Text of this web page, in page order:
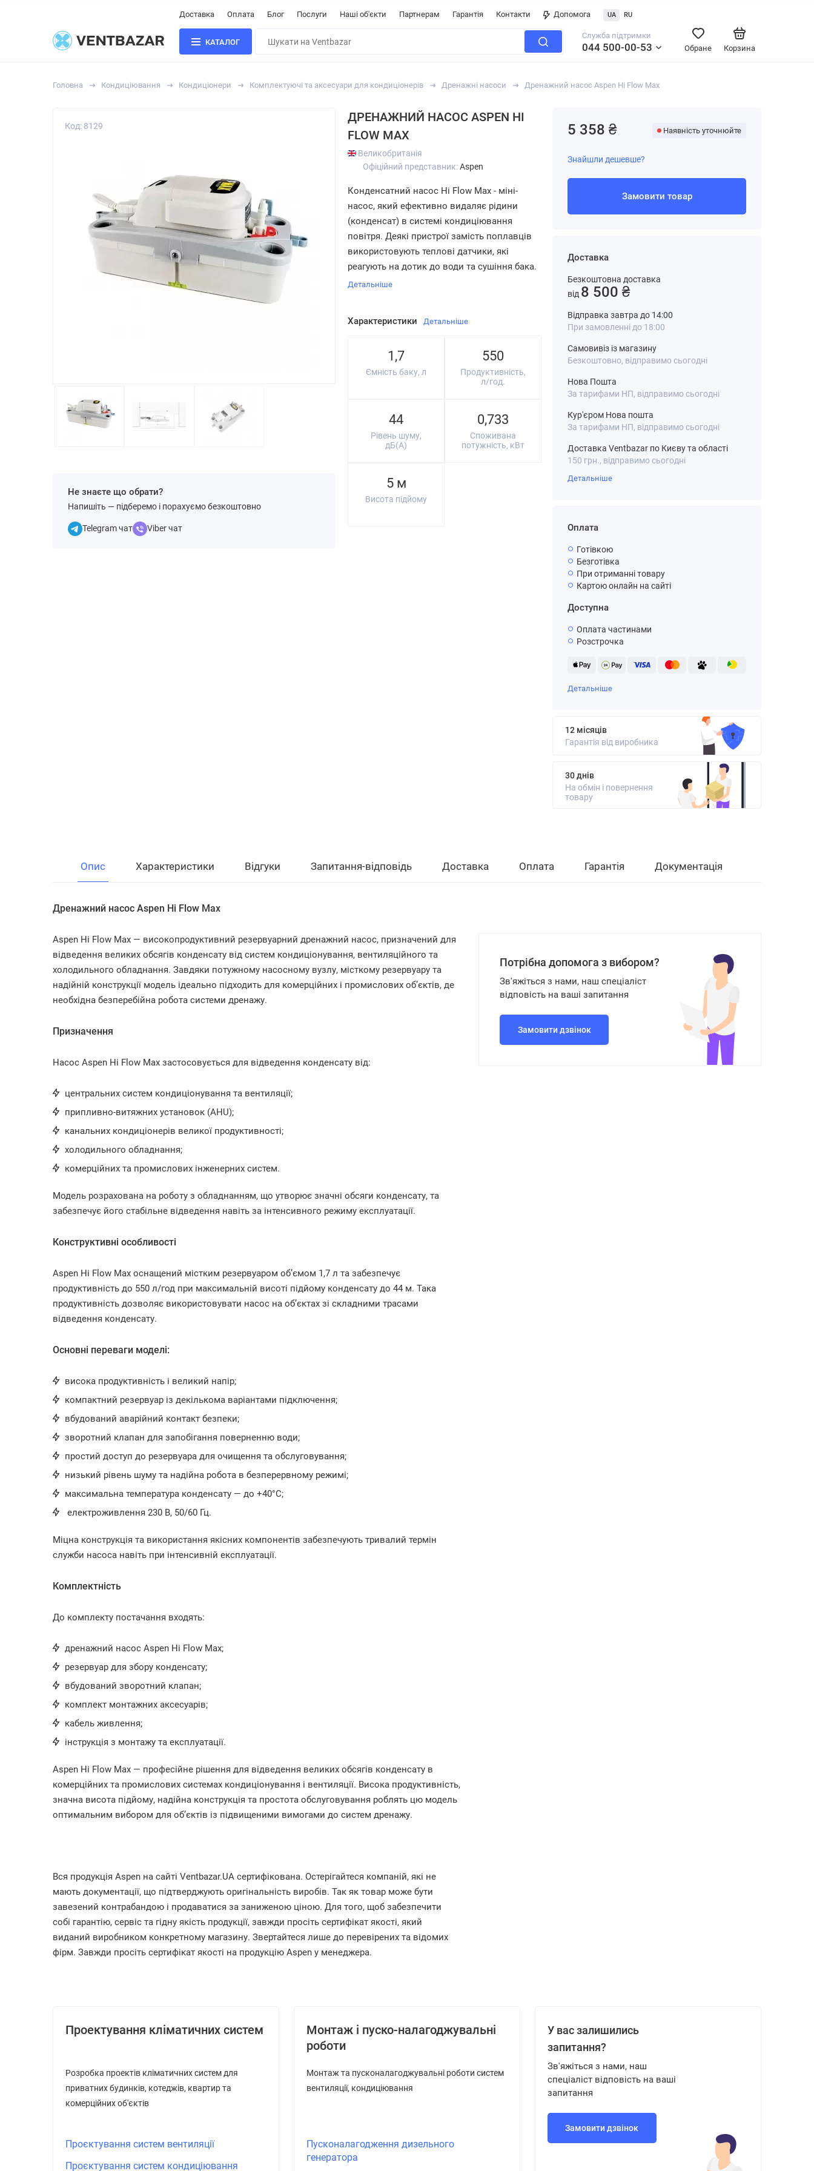
Доставка Оплата Блог Послуги Наші об'єкти Партнерам Гарантія Контакти Допомога UA RU
КАТАЛОГ
Служба підтримки
044 500-00-53 Корзина
Обране
Головна Кондиціювання Кондиціонери Комплектуючі та аксесуари для кондиціонерів Дренажні насоси Дренажний насос Aspen Hi Flow Max
Код: 8129
Не знаєте що обрати?
Напишіть — підберемо і порахуємо безкоштовно
Telegram чат Viber чат
ДРЕНАЖНИЙ НАСОС ASPEN HI
FLOW MAX
Великобританія
Офіційний представник:Aspen
Конденсатний насос Hi Flow Max - міні-
насос, який ефективно видаляє рідини
(конденсат) в системі кондиціювання
повітря. Деякі пристрої замість поплавців
використовують теплові датчики, які
реагують на дотик до води та сушіння бака.
Детальніше
Характеристики Детальніше
1,7
Ємність баку, л
550
Продуктивність,
л/год.
44
Рівень шуму,
дБ(А)
0,733
Споживана
потужність, кВт
5 м
Висота підйому
5 358 ₴ Наявність уточнюйте
Знайшли дешевше?
Замовити товар
Доставка
Безкоштовна доставка
від 8 500 ₴
Відправка завтра до 14:00
При замовленні до 18:00
Самовивіз із магазину
Безкоштовно, відправимо сьогодні
Нова Пошта
За тарифами НП, відправимо сьогодні
Кур'єром Нова пошта
За тарифами НП, відправимо сьогодні
Доставка Ventbazar по Києву та області
150 грн., відправимо сьогодні
Детальніше
Оплата
Готівкою
Безготівка
При отриманні товару
Картою онлайн на сайті
Доступна
Оплата частинами
Розстрочка
Детальніше
12 місяців
Гарантія від виробника
30 днів
На обмін і повернення
товару
Опис Характеристики Відгуки Запитання-відповідь Доставка Оплата Гарантія Документація
Дренажний насос Aspen Hi Flow Max
Aspen Hi Flow Max — високопродуктивний резервуарний дренажний насос, призначений для
відведення великих обсягів конденсату від систем кондиціонування, вентиляційного та
холодильного обладнання. Завдяки потужному насосному вузлу, місткому резервуару та
надійній конструкції модель ідеально підходить для комерційних і промислових об’єктів, де
необхідна безперебійна робота системи дренажу.
Призначення
Насос Aspen Hi Flow Max застосовується для відведення конденсату від:
центральних систем кондиціонування та вентиляції;
припливно-витяжних установок (AHU);
канальних кондиціонерів великої продуктивності;
холодильного обладнання;
комерційних та промислових інженерних систем.
Модель розрахована на роботу з обладнанням, що утворює значні обсяги конденсату, та
забезпечує його стабільне відведення навіть за інтенсивного режиму експлуатації.
Конструктивні особливості
Aspen Hi Flow Max оснащений містким резервуаром об’ємом 1,7 л та забезпечує
продуктивність до 550 л/год при максимальній висоті підйому конденсату до 44 м. Така
продуктивність дозволяє використовувати насос на об’єктах зі складними трасами
відведення конденсату.
Основні переваги моделі:
висока продуктивність і великий напір;
компактний резервуар із декількома варіантами підключення;
вбудований аварійний контакт безпеки;
зворотний клапан для запобігання поверненню води;
простий доступ до резервуара для очищення та обслуговування;
низький рівень шуму та надійна робота в безперервному режимі;
максимальна температура конденсату — до +40°C;
електроживлення 230 В, 50/60 Гц.
Міцна конструкція та використання якісних компонентів забезпечують тривалий термін
служби насоса навіть при інтенсивній експлуатації.
Комплектність
До комплекту постачання входять:
дренажний насос Aspen Hi Flow Max;
резервуар для збору конденсату;
вбудований зворотний клапан;
комплект монтажних аксесуарів;
кабель живлення;
інструкція з монтажу та експлуатації.
Aspen Hi Flow Max — професійне рішення для відведення великих обсягів конденсату в
комерційних та промислових системах кондиціонування і вентиляції. Висока продуктивність,
значна висота підйому, надійна конструкція та простота обслуговування роблять цю модель
оптимальним вибором для об’єктів із підвищеними вимогами до систем дренажу.
Вся продукція Aspen на сайті Ventbazar.UA сертифікована. Остерігайтеся компаній, які не
мають документації, що підтверджують оригінальність виробів. Так як товар може бути
завезений контрабандою і продаватися за заниженою ціною. Для того, щоб забезпечити
собі гарантію, сервіс та гідну якість продукції, завжди просіть сертифікат якості, який
виданий виробником конкретному магазину. Звертайтеся лише до перевірених та відомих
фірм. Завжди просіть сертифікат якості на продукцію Aspen у менеджера.
Потрібна допомога з вибором?
Зв'яжіться з нами, наш спеціаліст
відповість на ваші запитання
Замовити дзвінок
Проектування кліматичних систем
Розробка проектів кліматичних систем для
приватних будинків, котеджів, квартир та
комерційних об'єктів
Проєктування систем вентиляції
Проєктування систем кондиціювання
Монтаж і пуско-налагоджувальні
роботи
Монтаж та пусконалагоджувальні роботи систем
вентиляції, кондиціювання
Пусконалагодження дизельного
генератора
У вас залишились
запитання?
Зв'яжіться з нами, наш
спеціаліст відповість на ваші
запитання
Замовити дзвінок